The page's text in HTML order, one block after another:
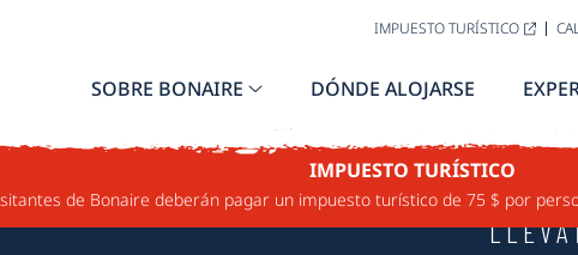
IMPUESTO TURÍSTICO
SOBRE BONAIRE DÓNDE ALOJARSE
IMPUESTO TURÍSTICO
de Bonaire deberán pagar un impuesto turístico de 75 $ por